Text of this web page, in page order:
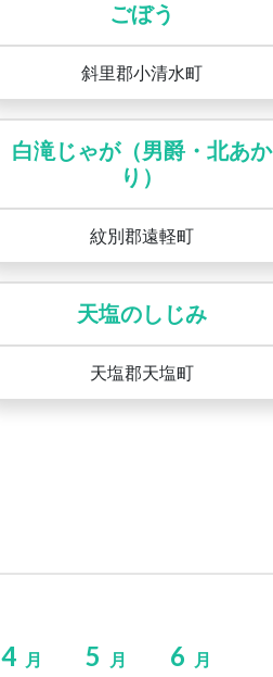
ごぼう
斜里郡小清水町
白滝じゃが（男爵・北あか
り）
紋別郡遠軽町
天塩のしじみ
天塩郡天塩町
4 月 5 月 6 月